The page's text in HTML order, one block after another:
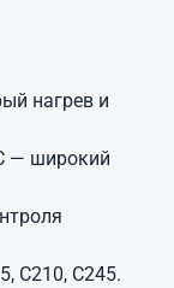
нагрев и
— широкий
C210, C245.